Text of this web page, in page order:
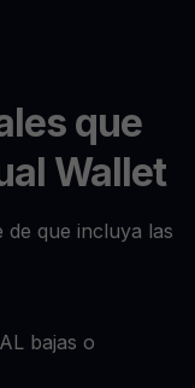
que
Wallet
de que incluya las
bajas o